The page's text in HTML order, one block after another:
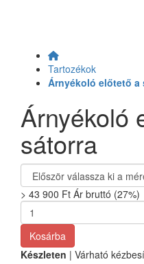
Tartozékok
Árnyékoló előtető a
Árnyékoló
sátorra
> 43 900 Ft Ár bruttó (27%)
Kosárba
Készleten | Várható